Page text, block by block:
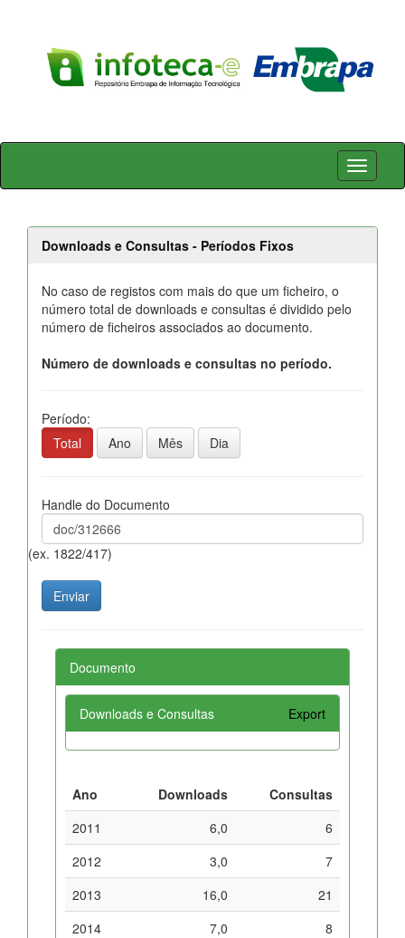
Skip
Downloads e Consultas - Períodos Fixos
No caso de registos com mais do que um ficheiro, o
número total de downloads e consultas é dividido pelo
número de ficheiros associados ao documento.
Número de downloads e consultas no período.
Período:
Total
Ano Mês Dia
Handle do Documento
(ex. 1822/417)
Documento
Downloads e Consultas Export
Ano Downloads
Consultas
2011
6,0
6
2012
3,0
7
2013
16,0
21
2014
7,0
8